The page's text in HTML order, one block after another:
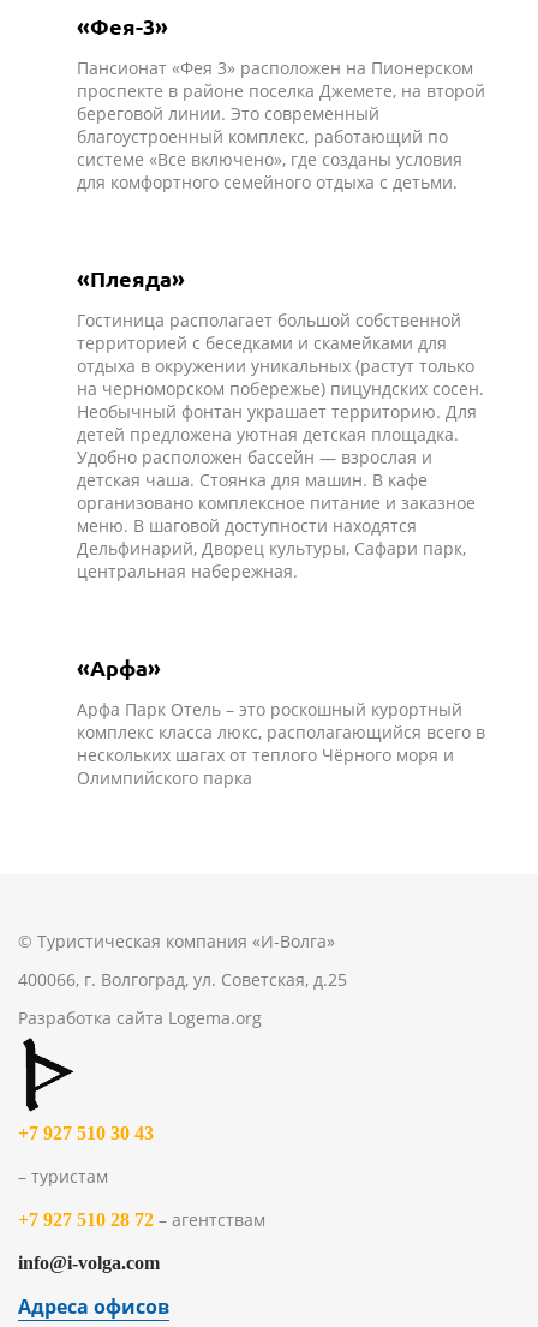
«Фея-3»
Пансионат «Фея 3» расположен на Пионерском
проспекте в районе поселка Джемете, на второй
береговой линии. Это современный
благоустроенный комплекс, работающий по
системе «Все включено», где созданы условия
для комфортного семейного отдыха с детьми.
«Плеяда»
Гостиница располагает большой собственной
территорией с беседками и скамейками для
отдыха в окружении уникальных (растут только
на черноморском побережье) пицундских сосен.
Необычный фонтан украшает территорию. Для
детей предложена уютная детская площадка.
Удобно расположен бассейн — взрослая и
детская чаша. Стоянка для машин. В кафе
организовано комплексное питание и заказное
меню. В шаговой доступности находятся
Дельфинарий, Дворец культуры, Сафари парк,
центральная набережная.
«Арфа»
Арфа Парк Отель – это роскошный курортный
комплекс класса люкс, располагающийся всего в
нескольких шагах от теплого Чёрного моря и
Олимпийского парка
© Туристическая компания «И-Волга»
400066, г. Волгоград, ул. Советская, д.25
Разработка сайта Logema.org
+7 927 510 30 43
– туристам
+7 927 510 28 72 – агентствам
info@i-volga.com
Адреса офисов